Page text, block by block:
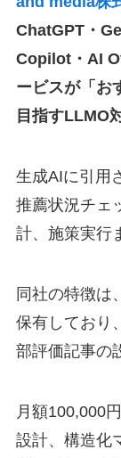
ChatGPT・
Copilot・AI
ービスが「お
目指すLLMO
生成AIに引用
推薦状況チェ
計、施策実行
同社の特徴は
保有しており
部評価記事の
月額100,000
設計、構造化